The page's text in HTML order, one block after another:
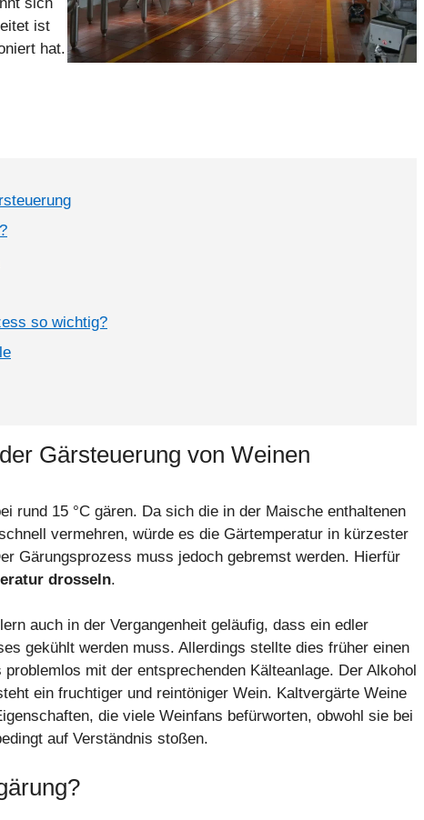
ist
hat.
so wichtig?
Gärsteuerung von Weinen
rund 15 °C gären. Da sich die in der Maische enthaltenen
vermehren, würde es die Gärtemperatur in kürzester
Gärungsprozess muss jedoch gebremst werden. Hierfür
drosseln.
auch in der Vergangenheit geläufig, dass ein edler
gekühlt werden muss. Allerdings stellte dies früher einen
mit der entsprechenden Kälteanlage. Der Alkohol
ein fruchtiger und reintöniger Wein. Kaltvergärte Weine
die viele Weinfans befürworten, obwohl sie bei
auf Verständnis stoßen.